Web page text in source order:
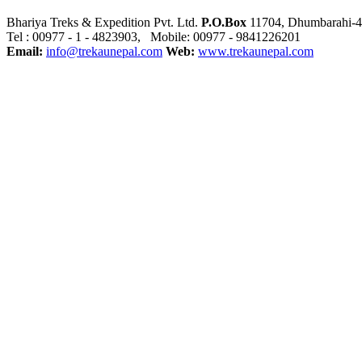
Bhariya Treks & Expedition Pvt. Ltd. P.O.Box 11704, Dhumbarahi-
Tel : 00977 - 1 - 4823903, Mobile: 00977 - 9841226201
Email: info@trekaunepal.com Web: www.trekaunepal.com